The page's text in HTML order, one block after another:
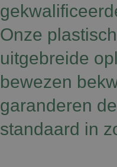
Onze
uitgebreide
bewezen
garanderen
standaard in